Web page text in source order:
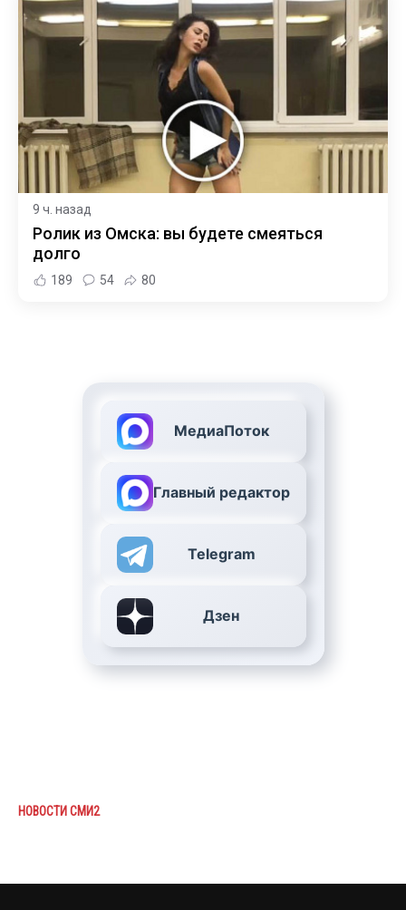
9 ч. назад
Ролик из Омска: вы будете смеяться
долго
189 54 80
МедиаПоток
Главный редактор
Telegram
Дзен
НОВОСТИ СМИ2